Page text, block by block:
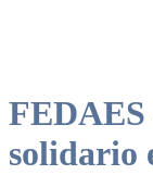
FEDAES
solidario